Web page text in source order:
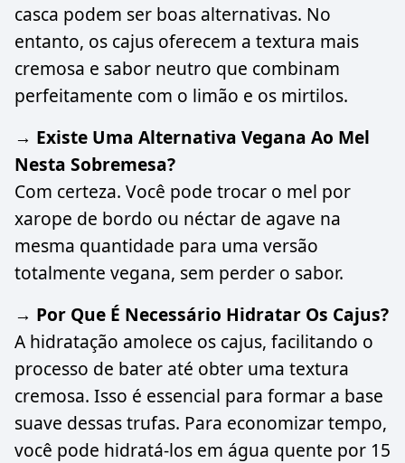
casca podem ser boas alternativas. No
entanto, os cajus oferecem a textura mais
cremosa e sabor neutro que combinam
perfeitamente com o limão e os mirtilos.
→ Existe Uma Alternativa Vegana Ao Mel
Nesta Sobremesa?
Com certeza. Você pode trocar o mel por
xarope de bordo ou néctar de agave na
mesma quantidade para uma versão
totalmente vegana, sem perder o sabor.
→ Por Que É Necessário Hidratar Os Cajus?
A hidratação amolece os cajus, facilitando o
processo de bater até obter uma textura
cremosa. Isso é essencial para formar a base
suave dessas trufas. Para economizar tempo,
você pode hidratá-los em água quente por 15